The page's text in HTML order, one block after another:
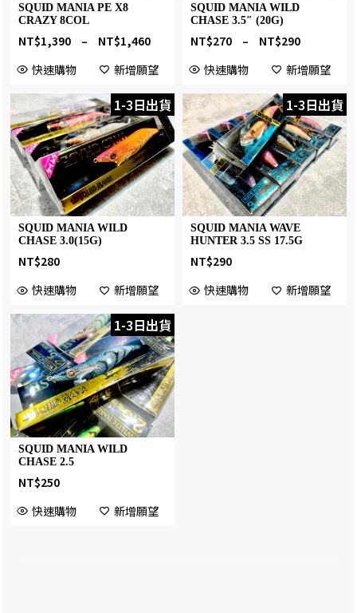
SQUID MANIA PE X8
CRAZY 8COL
NT$1,390 – NT$1,460
快速購物
新增願望
SQUID MANIA WILD
CHASE 3.5″ (20G)
NT$270 – NT$290
快速購物
新增願望
1-3日出貨
SQUID MANIA WILD
CHASE 3.0(15G)
NT$280
快速購物
新增願望
1-3日出貨
SQUID MANIA WAVE
HUNTER 3.5 SS 17.5G
NT$290
快速購物
新增願望
1-3日出貨
SQUID MANIA WILD
CHASE 2.5
NT$250
快速購物
新增願望